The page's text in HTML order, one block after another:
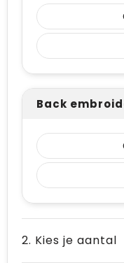
Back
2. Kies je aantal